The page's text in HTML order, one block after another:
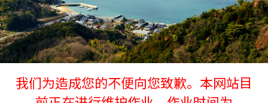
我们为造成您的不便向您致歉。本网站目